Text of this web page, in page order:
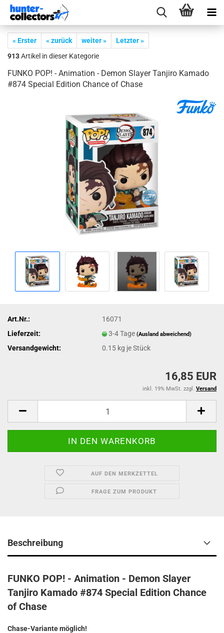
« Erster « zurück weiter »
Letzter »
913Artikel in dieser Kategorie
FUNKO POP! - Ani­ma­ti­on - Demon Slay­er Tan­ji­ro Ka­ma­do
#874 Spe­cial Edi­ti­on Chan­ce of Chase
Art.Nr.:
16071
Lieferzeit:
3-4 Tage(Ausland abweichend)
Versandgewicht: 0.15 kg je Stück
16,85 EUR
inkl. 19% MwSt. zzgl. Versand
AUF DEN MERKZETTEL
FRAGE ZUM PRODUKT
Beschreibung
FUNKO POP! - Animation - Demon Slayer
Tanjiro Kamado #874 Special Edition Chance
of Chase
Chase-Variante möglich!